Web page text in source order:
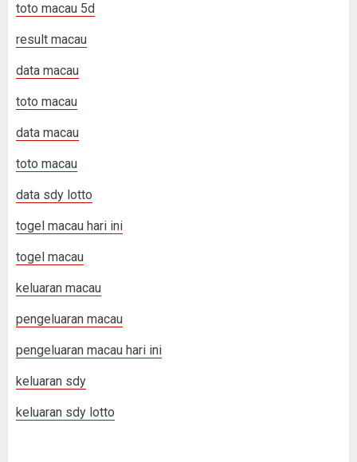
toto macau 5d
result macau
data macau
toto macau
data macau
toto macau
data sdy lotto
togel macau hari ini
togel macau
keluaran macau
pengeluaran macau
pengeluaran macau hari ini
keluaran sdy
keluaran sdy lotto